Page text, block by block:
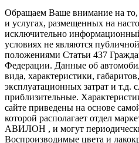
Обращаем Ваше внимание на то,
и услугах, размещенных на
исключительно
условиях не являются
положениями Статьи 437
Федерации. Данные об
вида, характеристики,
эксплуатационных затрат и т.д.
приблизительные.
сайте приведены на основе
которой располагает отдел
АВИЛОН , и могут
Воспроизводимые цвета и